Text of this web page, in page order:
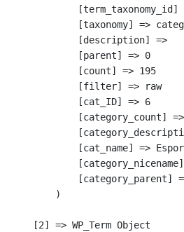
[term_taxonomy_id]
[taxonomy] =>
            [description] =>
            [parent] => 0
            [count] => 195
            [filter] => raw
            [cat_ID] => 6
[category_count]
[cat_name] =>
[category_parent]
        )
    [2] => WP_Term Object